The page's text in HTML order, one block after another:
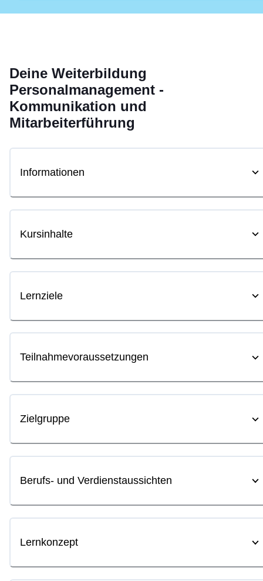
Deine Weiterbildung
Personalmanagement -
Kommunikation und
Mitarbeiterführung
Informationen
Kursinhalte
Lernziele
Teilnahmevoraussetzungen
Zielgruppe
Berufs- und Verdienstaussichten
Lernkonzept